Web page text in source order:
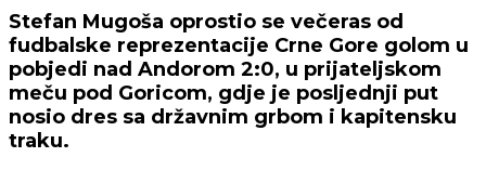
Stefan Mugoša oprostio se večeras od
fudbalske reprezentacije Crne Gore golom u
pobjedi nad Andorom 2:0, u prijateljskom
meču pod Goricom, gdje je posljednji put
nosio dres sa državnim grbom i kapitensku
traku.